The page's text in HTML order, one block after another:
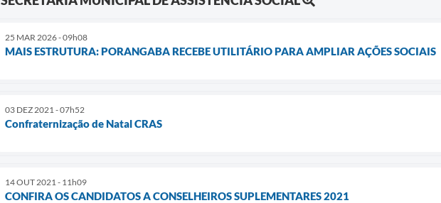
25 MAR 2026 - 09h08
MAIS ESTRUTURA: PORANGABA RECEBE UTILITÁRIO PARA AMPLIAR AÇÕES SOCIAIS
03 DEZ 2021 - 07h52
Confraternização de Natal CRAS
14 OUT 2021 - 11h09
CONFIRA OS CANDIDATOS A CONSELHEIROS SUPLEMENTARES 2021